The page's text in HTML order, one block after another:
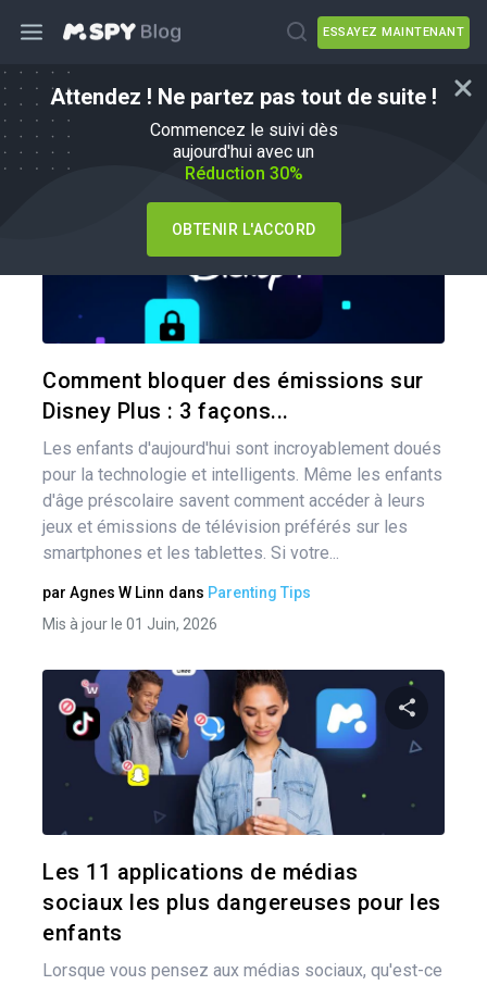
ESSAYEZ MAINTENANT
Attendez ! Ne partez pas tout de suite !
Commencez le suivi dès
aujourd'hui avec un
Réduction 30%
OBTENIR L'ACCORD
Conseils aux parents
Comment bloquer des émissions sur
Disney Plus : 3 façons...
Les enfants d'aujourd'hui sont incroyablement doués
pour la technologie et intelligents. Même les enfants
d'âge préscolaire savent comment accéder à leurs
jeux et émissions de télévision préférés sur les
smartphones et les tablettes. Si votre...
par Agnes W Linn dans Parenting Tips
Mis à jour le 01 Juin, 2026
Les 11 applications de médias
sociaux les plus dangereuses pour les
enfants
Lorsque vous pensez aux médias sociaux, qu'est-ce